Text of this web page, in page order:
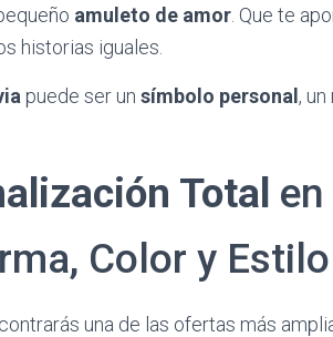
amuleto de amor . Que te
historias iguales.
puede ser un símbolo personal ,
Total
Color y Estilo
una de las ofertas más